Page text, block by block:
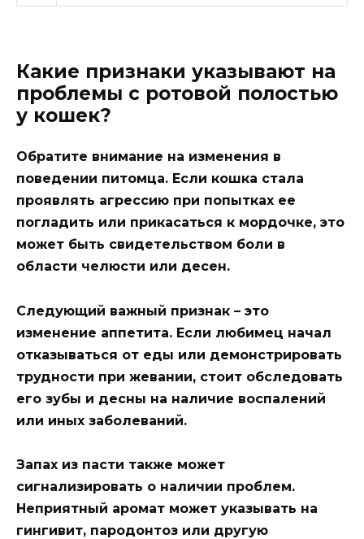
Какие признаки указывают на
проблемы с ротовой полостью
у кошек?
Обратите внимание на изменения в
поведении питомца. Если кошка стала
проявлять агрессию при попытках ее
погладить или прикасаться к мордочке, это
может быть свидетельством боли в
области челюсти или десен.
Следующий важный признак – это
изменение аппетита. Если любимец начал
отказываться от еды или демонстрировать
трудности при жевании, стоит обследовать
его зубы и десны на наличие воспалений
или иных заболеваний.
Запах из пасти также может
сигнализировать о наличии проблем.
Неприятный аромат может указывать на
гингивит, пародонтоз или другую